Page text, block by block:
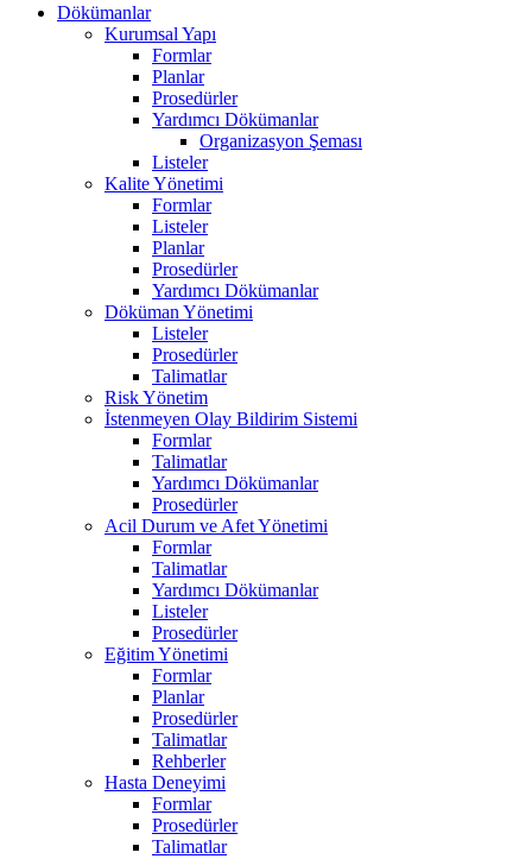
Dökümanlar
Kurumsal Yapı
Formlar
Planlar
Prosedürler
Yardımcı Dökümanlar
Organizasyon Şeması
Listeler
Kalite Yönetimi
Formlar
Listeler
Planlar
Prosedürler
Yardımcı Dökümanlar
Döküman Yönetimi
Listeler
Prosedürler
Talimatlar
Risk Yönetim
İstenmeyen Olay Bildirim Sistemi
Formlar
Talimatlar
Yardımcı Dökümanlar
Prosedürler
Acil Durum ve Afet Yönetimi
Formlar
Talimatlar
Yardımcı Dökümanlar
Listeler
Prosedürler
Eğitim Yönetimi
Formlar
Planlar
Prosedürler
Talimatlar
Rehberler
Hasta Deneyimi
Formlar
Prosedürler
Talimatlar